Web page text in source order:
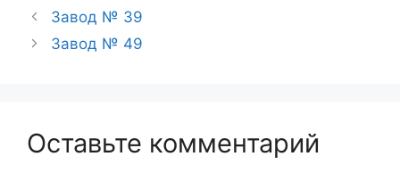
Завод № 39
Завод № 49
Оставьте комментарий